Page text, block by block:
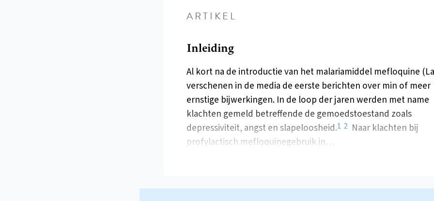
ARTIKEL
Inleiding
Al kort na de introductie van het malariamiddel mefloquine
verschenen in de media de eerste berichten over min of meer
ernstige bijwerkingen. In de loop der jaren werden met name
klachten gemeld betreffende de gemoedstoestand zoals
depressiviteit, angst en slapeloosheid.1 2 Naar klachten bij
profylactisch mefloquinegebruik in…